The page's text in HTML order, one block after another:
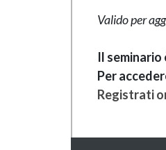
Valido per
Il
Per
Registrati